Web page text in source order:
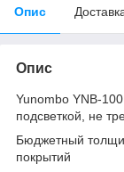
Опис
Опис
Yunombo YNB-
подсветкой, не
Бюджетный
покрытий